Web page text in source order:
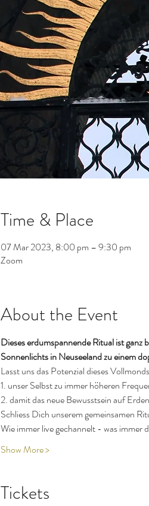
Time & Place
07 Mar 2023, 8:00 pm – 9:30 pm
Zoom
About the Event
Dieses erdumspannende Ritual ist ganz
Sonnenlichts in Neuseeland zu einem
Lasst uns das Potenzial dieses
1. unser Selbst zu immer höheren
2. damit das neue Bewusstsein auf
Schliess Dich unserem gemeinsamen
Wie immer live gechannelt - was immer
Show More >
Tickets